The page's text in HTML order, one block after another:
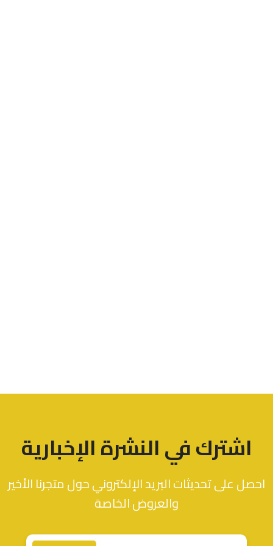
اشترك في النشرة الإخبارية
احصل على تحديثات البريد الإلكتروني حول متجرنا الأخير
والعروض الخاصة